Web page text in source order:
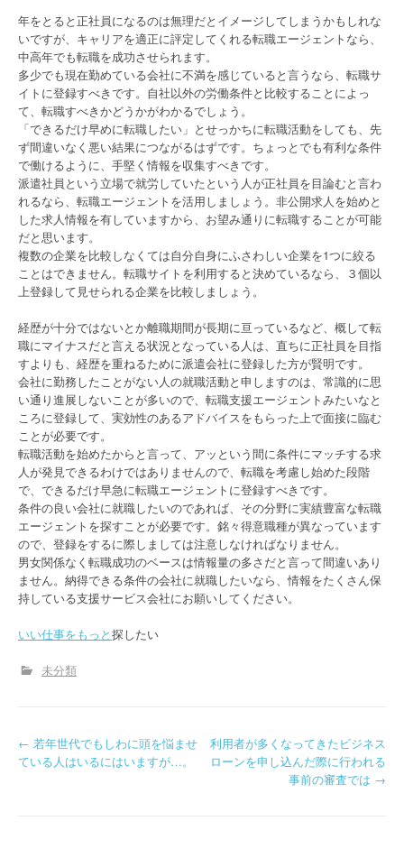
年をとると正社員になるのは無理だとイメージしてしまうかもしれな
いですが、キャリアを適正に評定してくれる転職エージェントなら、
中高年でも転職を成功させられます。
多少でも現在勤めている会社に不満を感じていると言うなら、転職サ
イトに登録すべきです。自社以外の労働条件と比較することによっ
て、転職すべきかどうかがわかるでしょう。
「できるだけ早めに転職したい」とせっかちに転職活動をしても、先
ず間違いなく悪い結果につながるはずです。ちょっとでも有利な条件
で働けるように、手堅く情報を収集すべきです。
派遣社員という立場で就労していたという人が正社員を目論むと言わ
れるなら、転職エージェントを活用しましょう。非公開求人を始めと
した求人情報を有していますから、お望み通りに転職することが可能
だと思います。
複数の企業を比較しなくては自分自身にふさわしい企業を1つに絞る
ことはできません。転職サイトを利用すると決めているなら、３個以
上登録して見せられる企業を比較しましょう。
経歴が十分ではないとか離職期間が長期に亘っているなど、概して転
職にマイナスだと言える状況となっている人は、直ちに正社員を目指
すよりも、経歴を重ねるために派遣会社に登録した方が賢明です。
会社に勤務したことがない人の就職活動と申しますのは、常識的に思
い通り進展しないことが多いので、転職支援エージェントみたいなと
ころに登録して、実効性のあるアドバイスをもらった上で面接に臨む
ことが必要です。
転職活動を始めたからと言って、アッという間に条件にマッチする求
人が発見できるわけではありませんので、転職を考慮し始めた段階
で、できるだけ早急に転職エージェントに登録すべきです。
条件の良い会社に就職したいのであれば、その分野に実績豊富な転職
エージェントを探すことが必要です。銘々得意職種が異なっています
ので、登録をするに際しましては注意しなければなりません。
男女関係なく転職成功のベースは情報量の多さだと言って間違いあり
ません。納得できる条件の会社に就職したいなら、情報をたくさん保
持している支援サービス会社にお願いしてください。
いい仕事をもっと探したい
未分類
P
← 若年世代でもしわに頭を悩ませ
ている人はいるにはいますが…。
利用者が多くなってきたビジネス
ローンを申し込んだ際に行われる
事前の審査では →